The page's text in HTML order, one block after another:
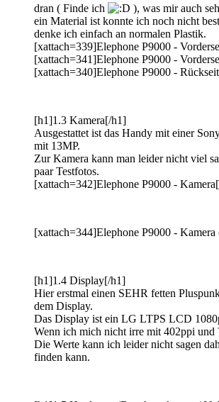
dran ( Finde ich
), was mir auch
ein Material ist konnte ich noch nicht
denke ich einfach an normalen Plastik.
[xattach=339]Elephone P9000 -
[xattach=341]Elephone P9000 -
[xattach=340]Elephone P9000 -
[h1]1.3 Kamera[/h1]
Ausgestattet ist das Handy mit einer
mit 13MP.
Zur Kamera kann man leider nicht viel
paar Testfotos.
[xattach=342]Elephone P9000 -
[xattach=344]Elephone P9000 -
[h1]1.4 Display[/h1]
Hier erstmal einen SEHR fetten
dem Display.
Das Display ist ein LG LTPS LCD
Wenn ich mich nicht irre mit 402ppi und
Die Werte kann ich leider nicht sagen
finden kann.